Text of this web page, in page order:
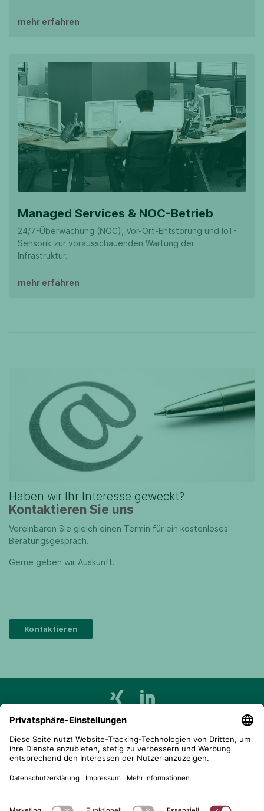
mehr erfahren
Managed Services & NOC-Betrieb
24/7-Überwachung (NOC), Vor-Ort-Entstörung und IoT-
Sensorik zur vorausschauenden Wartung der
Infrastruktur.
mehr erfahren
Haben wir Ihr Interesse geweckt?
Kontaktieren Sie uns
Vereinbaren Sie gleich einen Termin für ein kostenloses
Beratungsgespräch.
Gerne geben wir Auskunft.
Kontaktieren
telent GmbH
Gerberstraße 34, 71522 Backnang